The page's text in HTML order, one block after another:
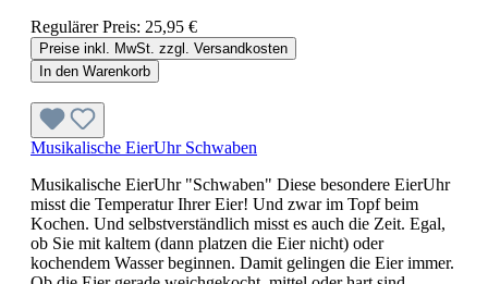
Regulärer Preis: 25,95 €
Preise inkl. MwSt. zzgl. Versandkosten
In den Warenkorb
Musikalische EierUhr Schwaben
Musikalische EierUhr "Schwaben" Diese besondere EierUhr
misst die Temperatur Ihrer Eier! Und zwar im Topf beim
Kochen. Und selbstverständlich misst es auch die Zeit. Egal,
ob Sie mit kaltem (dann platzen die Eier nicht) oder
kochendem Wasser beginnen. Damit gelingen die Eier immer.